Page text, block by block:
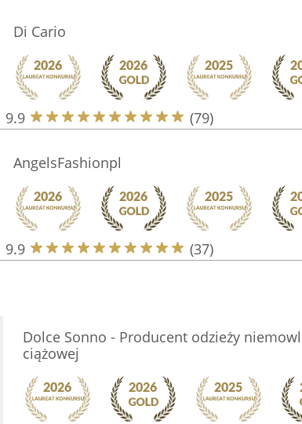
Di Cario
9.9 (79)
AngelsFashionpl
9.9 (37)
Dolce Sonno - Producent odzieży
ciążowej